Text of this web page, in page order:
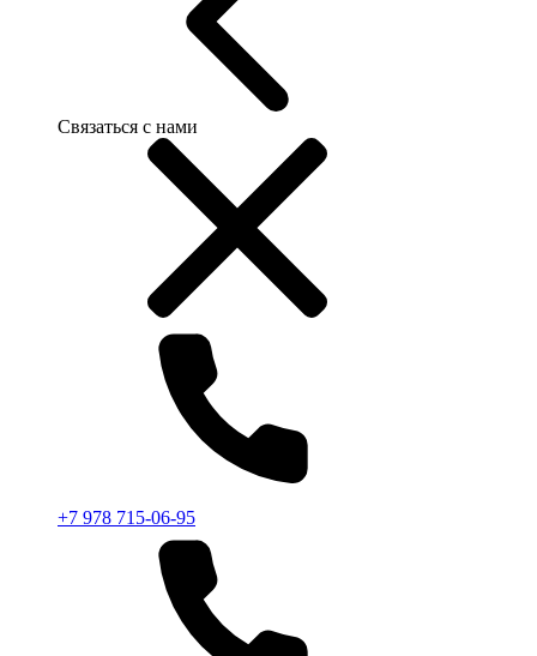
Связаться с нами
+7 978 715-06-95